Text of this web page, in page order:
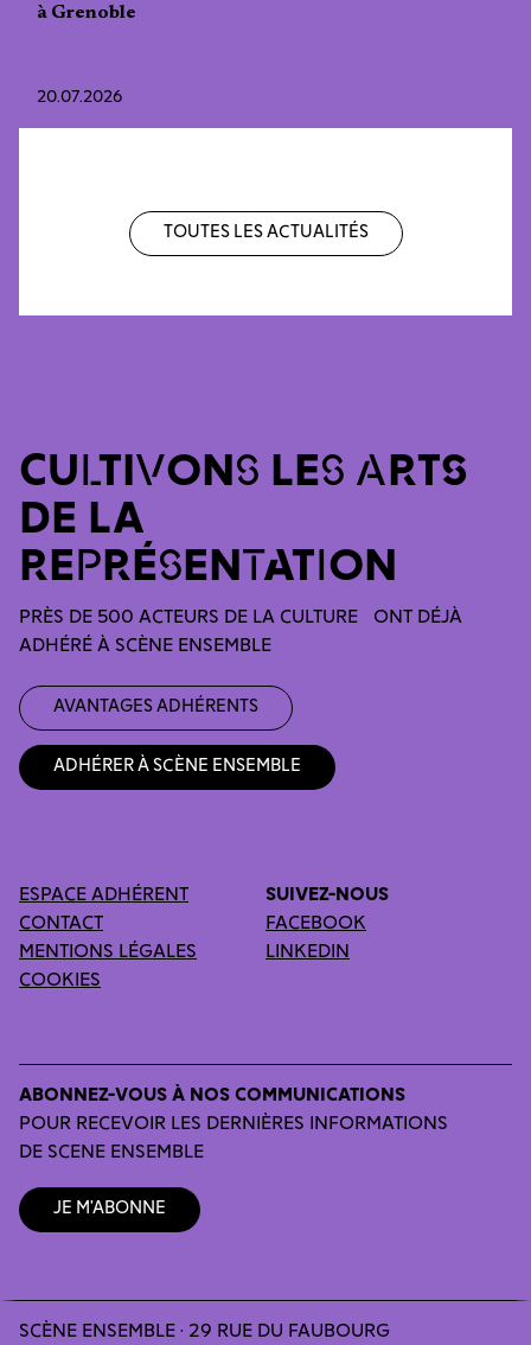
à Grenoble
20.07.2026
Toutes les actualités
CULTIVONS LES ARTS
DE LA
REPRÉSENTATION
PRÈS DE 500 ACTEURS DE LA CULTURE ONT DÉJÀ
ADHÉRÉ À SCÈNE ENSEMBLE
Avantages adhérents
Adhérer à Scène Ensemble
ESPACE ADHÉRENT
CONTACT
MENTIONS LÉGALES
COOKIES
SUIVEZ-NOUS
FACEBOOK
LINKEDIN
ABONNEZ-VOUS À NOS COMMUNICATIONS
POUR RECEVOIR LES DERNIÈRES INFORMATIONS
DE SCENE ENSEMBLE
Je m’abonne
SCÈNE ENSEMBLE · 29 RUE DU FAUBOURG